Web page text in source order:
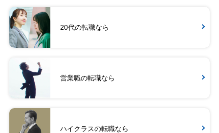
20代の転職なら
営業職の転職なら
ハイクラスの転職なら